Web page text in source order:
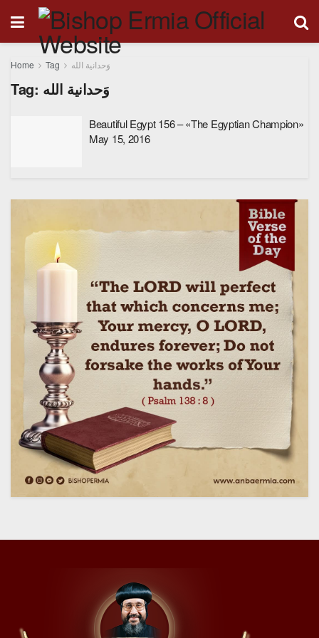
Home Tag وَحدانية الله
Tag: وَحدانية الله
Beautiful Egypt 156 – «The Egyptian Champion»
May 15, 2016